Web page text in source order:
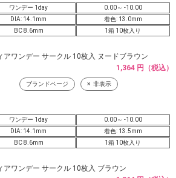
ワンデー 1day
0.00～ -10.00
DIA: 14.1mm
着色: 13.0mm
BC 8.6mm
1箱 10枚入り
アワンデー サークル 10枚入 ヌードブラウン
1,364 円（税込）
ブランドページ 非表示
ワンデー 1day
0.00～ -10.00
DIA: 14.1mm
着色: 13.5mm
BC 8.6mm
1箱 10枚入り
アワンデー サークル 10枚入 ブラウン